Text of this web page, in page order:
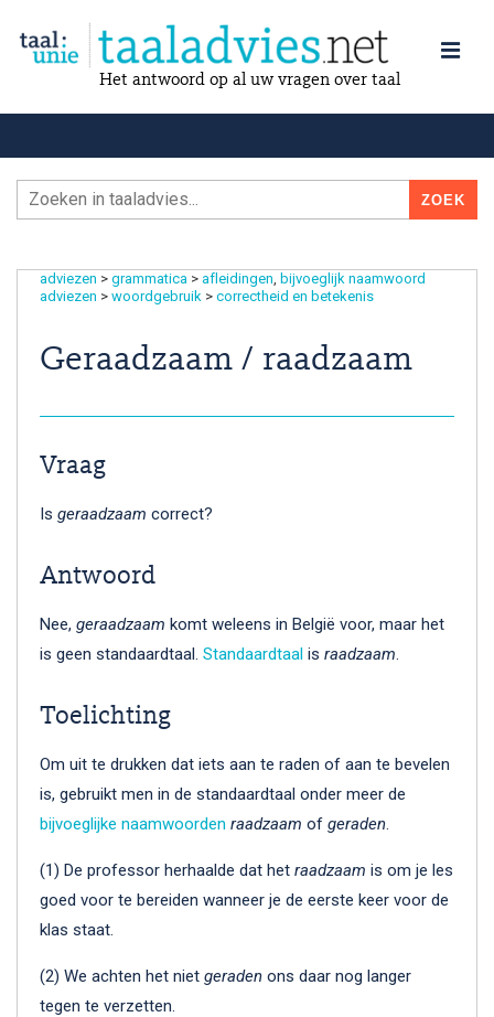
Het antwoord op al uw vragen over taal
adviezen > grammatica > afleidingen bijvoeglijk naamwoord
adviezen > woordgebruik > correctheid en betekenis
Geraadzaam / raadzaam
Vraag
Is geraadzaam correct?
Antwoord
Nee, geraadzaam komt weleens in België voor, maar het
is geen standaardtaal. Standaardtaal is raadzaam.
Toelichting
Om uit te drukken dat iets aan te raden of aan te bevelen
is, gebruikt men in de standaardtaal onder meer de
bijvoeglijke naamwoorden raadzaam of geraden.
(1) De professor herhaalde dat het raadzaam is om je les
goed voor te bereiden wanneer je de eerste keer voor de
klas staat.
(2) We achten het niet geraden ons daar nog langer
tegen te verzetten.